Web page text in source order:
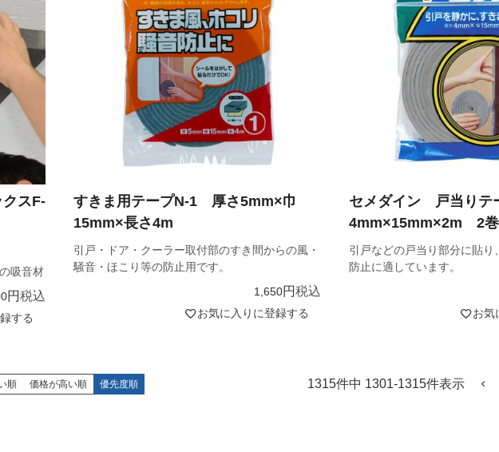
吸音材
クスF-
税込
する
引戸・ドア・クーラー取付部のすき間からの風・
騒音・ほこり等の防止用です。
すきま用テープN-1 厚さ5mm×巾
15mm×長さ4m
1,650 税込
お気に入りに登録する
引戸などの戸当り部分に貼り
防止に適しています。
セメダイン 戸当り
4mm×15mm×2m 2巻
お気
順 価格が高い順 優先度順 1315件中 1301-1315件表示